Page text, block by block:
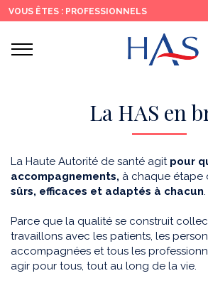
Recherche
Menu
principal
Contenu
principal
VOUS ÊTES : PROFESSIONNELS
Ouvrir
La HAS en
La Haute Autorité de santé agit pour
accompagnements, à chaque étape
sûrs, efficaces et adaptés à chacun.
Parce que la qualité se construit
travaillons avec les patients, les
accompagnées et tous les
agir pour tous, tout au long de la vie.